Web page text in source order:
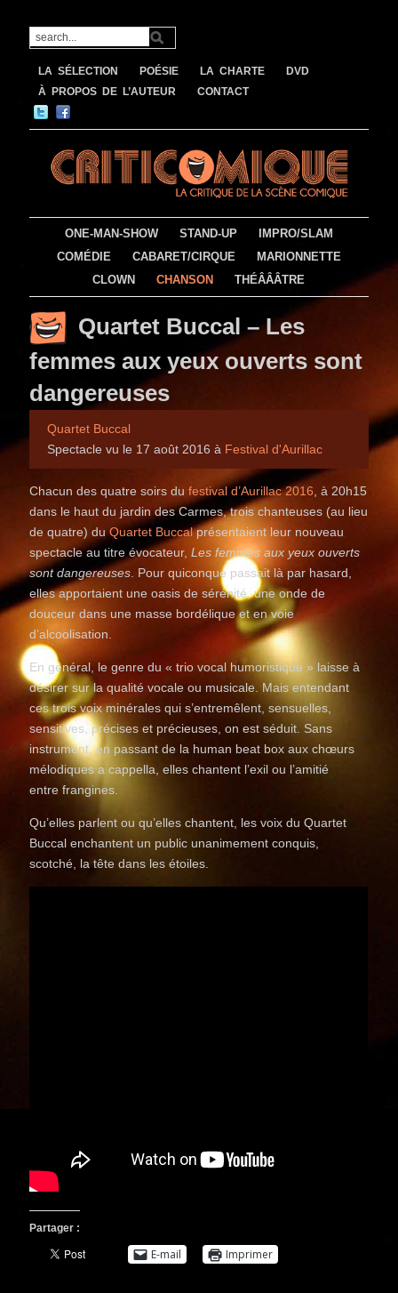
LA SÉLECTION POÉSIE LA CHARTE
DVD
À PROPOS DE L’AUTEUR
CONTACT
ONE-MAN-SHOW STAND-UP
IMPRO/SLAM
COMÉDIE
CABARET/CIRQUE
MARIONNETTE
CLOWN
CHANSON THÉÂÂÂTRE
Quartet Buccal – Les
femmes aux yeux ouverts sont
dangereuses
Quartet Buccal
Spectacle vu le 17 août 2016 à Festival d'Aurillac
Chacun des quatre soirs dufestival d’Aurillac 2016 , à 20h15
dans le haut du jardin des Carmes, trois chanteuses (au lieu
de quatre) duQuartet Buccalprésentaient leur nouveau
spectacle au titre évocateur,Les femmes aux yeux ouverts
sont dangereuses . Pour quiconque passait là par hasard,
elles apportaient une oasis de sérénité, une onde de
douceur dans une masse bordélique et en voie
d’alcoolisation.
En général, le genre du « trio vocal humoristique » laisse à
désirer sur la qualité vocale ou musicale. Mais entendant
ces trois voix minérales qui s’entremêlent, sensuelles,
sensitives, précises et précieuses, on est séduit. Sans
instrument, en passant de la human beat box aux chœurs
mélodiques a cappella, elles chantent l’exil ou l’amitié
entre frangines.
Qu’elles parlent ou qu’elles chantent, les voix du Quartet
Buccal enchantent un public unanimement conquis,
scotché, la tête dans les étoiles.
Partager :
E-mail Imprimer